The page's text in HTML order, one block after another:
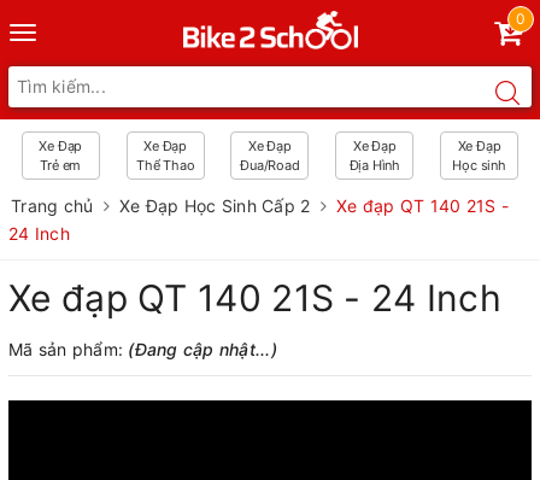
Toggle
navigation
0
Xe Đạp
Trẻ em
Xe Đạp
Thể Thao
Xe Đạp
Đua/Road
Xe Đạp
Địa Hình
Xe Đạp
Học sinh
Trang chủ Xe Đạp Học Sinh Cấp 2
Xe đạp QT 140 21S -
24 Inch
Xe đạp QT 140 21S - 24 Inch
Mã sản phẩm: (Đang cập nhật...)